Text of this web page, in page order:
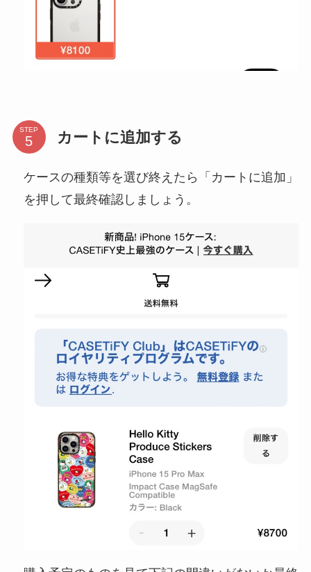
STEP カートに追加する
ケースの種類等を選び終えたら「カートに追加」
を押して最終確認しましょう。